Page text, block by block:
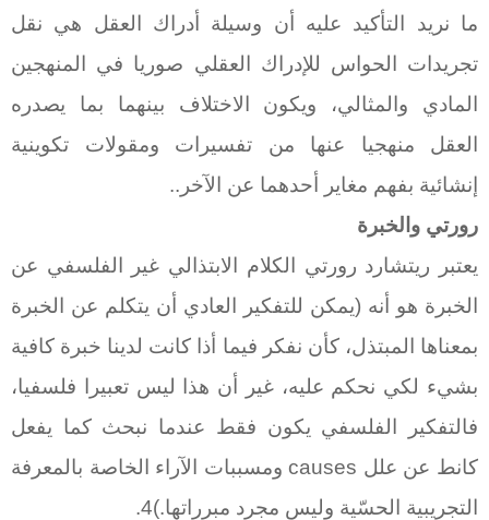
ما نريد التأكيد عليه أن وسيلة أدراك العقل هي نقل
تجريدات الحواس للإدراك العقلي صوريا في المنهجين
المادي والمثالي، ويكون الاختلاف بينهما بما يصدره
العقل منهجيا عنها من تفسيرات ومقولات تكوينية
إنشائية بفهم مغاير أحدهما عن الآخر..
رورتي والخبرة
يعتبر ريتشارد رورتي الكلام الابتذالي غير الفلسفي عن
الخبرة هو أنه (يمكن للتفكير العادي أن يتكلم عن الخبرة
بمعناها المبتذل، كأن نفكر فيما أذا كانت لدينا خبرة كافية
بشيء لكي نحكم عليه، غير أن هذا ليس تعبيرا فلسفيا،
فالتفكير الفلسفي يكون فقط عندما نبحث كما يفعل
كانط عن علل causesومسببات الآراء الخاصة بالمعرفة
التجريبية الحسّية وليس مجرد مبرراتها.)4.